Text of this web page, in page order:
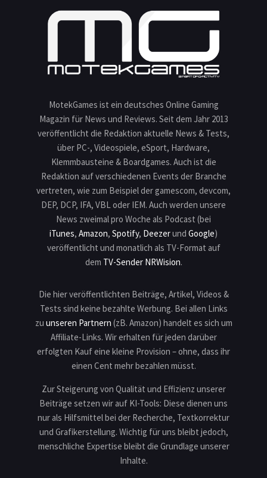
MotekGames ist ein deutsches Online Gaming
Magazin für News und Reviews. Seit dem Jahr 2013
veröffentlicht die Redaktion aktuelle News & Tests,
über PC-, Videospiele, eSport, Hardware,
Klemmbausteine & Boardgames. Auch ist die
Redaktion auf verschiedenen Events der Branche
vertreten, wie zum Beispiel der gamescom, devcom,
DEP, DCP, IFA, VBL oder IEM. Auch werden unsere
News zweimal pro Woche als Podcast (bei
iTunes, Amazon, Spotify, Deezerund Google)
veröffentlicht und monatlich als TV-Format auf
dem TV-Sender NRWision.
Die hier veröffentlichten Beiträge, Artikel, Videos &
Tests sind keine bezahlte Werbung. Bei allen Links
zu unseren Partnern (zB. Amazon) handelt es sich um
Affiliate-Links. Wir erhalten für jeden darüber
erfolgten Kauf eine kleine Provision – ohne, dass ihr
einen Cent mehr bezahlen müsst.
Zur Steigerung von Qualität und Effizienz unserer
Beiträge setzen wir auf KI-Tools: Diese dienen uns
nur als Hilfsmittel bei der Recherche, Textkorrektur
und Grafikerstellung. Wichtig für uns bleibt jedoch,
menschliche Expertise bleibt die Grundlage unserer
Inhalte.